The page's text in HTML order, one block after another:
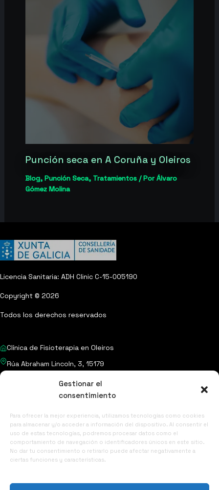
Gestionar el
consentimiento
Para ofrecer la mejor experiencia, utilizamos tecnologías como cookies
para almacenar y/o acceder a información del dispositivo. Al consentir el
uso de estas tecnologías, podremos procesar datos como el
comportamiento de navegación o identificadores únicos en este sitio.
No dar tu consentimiento o retirarlo puede afectar negativamente a
ciertas funciones y características.
1ª VALORACIÓN GRATUITA
Punción seca en A Coruña y Oleiros
Blog, Punción Seca, Tratamientos/ PorÁlvaro
Gómez Molina
Licencia Sanitaria: ADH Clinic C-15-005190
Copyright © 2026
Todos los derechos reservados
Clínica de Fisioterapia en Oleiros
Rúa Abraham Lincoln, 3, 15179
Oleiros, A Coruña
info@adhclinica.com
Aviso Legal
Política de privacidad
Política de cookies
Proceso de compra